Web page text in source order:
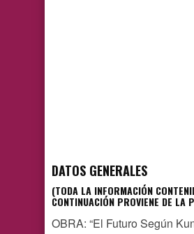
DATOS GENERALES
(TODA LA INFORMACIÓN
CONTINUACIÓN PROVIENE DE LA
OBRA: “El Futuro Según